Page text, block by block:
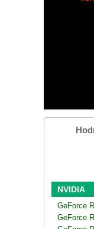
NVIDIA
GeForce
GeForce